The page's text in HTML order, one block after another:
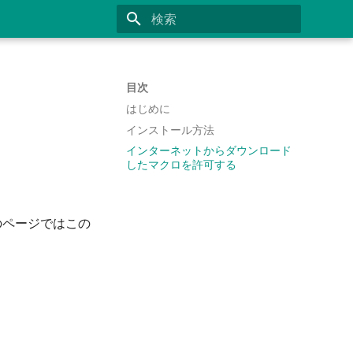
目次
はじめに
インストール方法
インターネットからダウンロード
したマクロを許可する
ージではこの